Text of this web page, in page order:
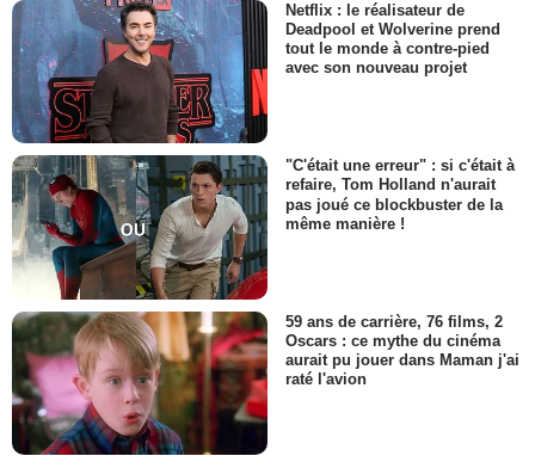
Netflix : le réalisateur de
Deadpool et Wolverine prend
tout le monde à contre-pied
avec son nouveau projet
"C'était une erreur" : si c'était à
refaire, Tom Holland n'aurait
pas joué ce blockbuster de la
même manière !
59 ans de carrière, 76 films, 2
Oscars : ce mythe du cinéma
aurait pu jouer dans Maman j'ai
raté l'avion